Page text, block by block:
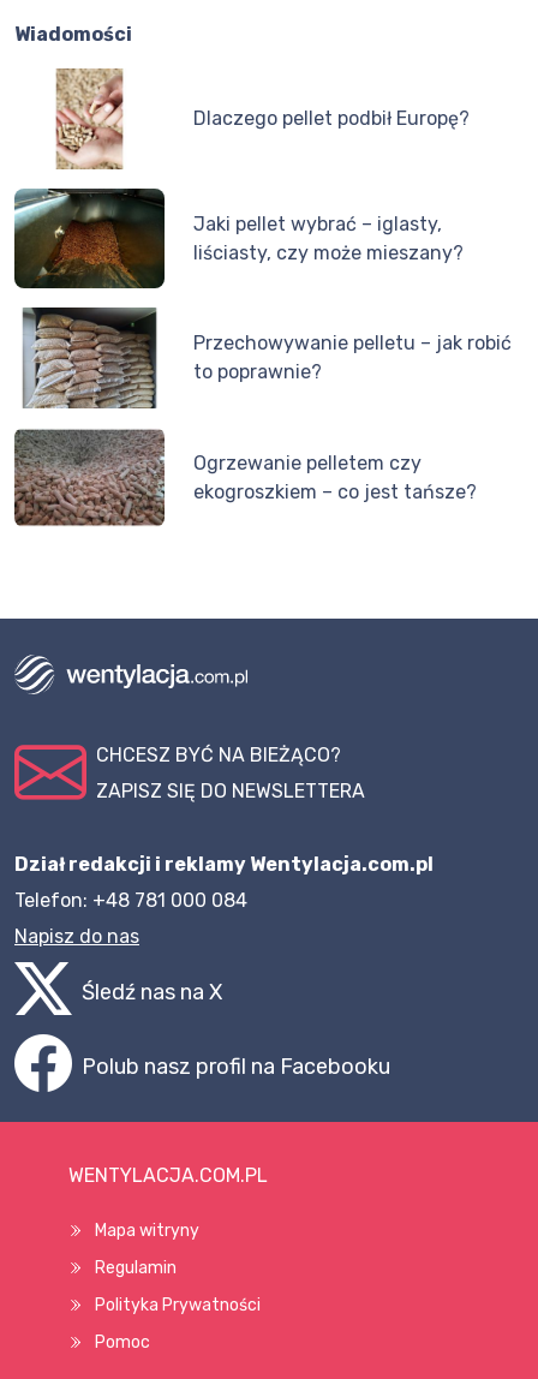
Wiadomości
Dlaczego pellet podbił Europę?
Jaki pellet wybrać – iglasty,
liściasty, czy może mieszany?
Przechowywanie pelletu – jak robić
to poprawnie?
Ogrzewanie pelletem czy
ekogroszkiem – co jest tańsze?
CHCESZ BYĆ NA BIEŻĄCO?
ZAPISZ SIĘ DO NEWSLETTERA
Dział redakcji i reklamy Wentylacja.com.pl
Telefon: +48 781 000 084
Napisz do nas
Śledź nas na X
Polub nasz profil na Facebooku
WENTYLACJA.COM.PL
Mapa witryny
Regulamin
Polityka Prywatności
Pomoc